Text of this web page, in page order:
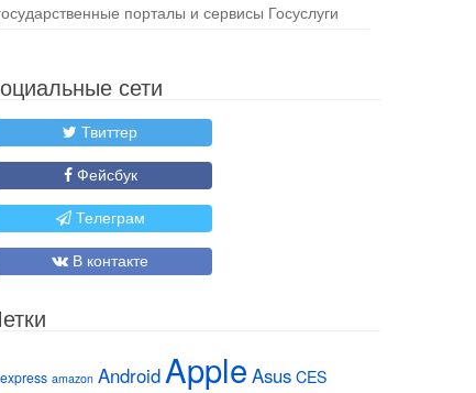
порталы и сервисы Госуслуги
сети
Твиттер
Фейсбук
Телеграм
В контакте
amazon Android Apple Asus CES